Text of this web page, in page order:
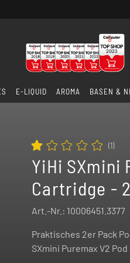
E-LIQUID AROMA BASEN &
(1)
YiHi SXmini
Cartridge -
Art.-Nr.: 10006451.3377
Praktisches 2er Pack
SXmini Puremax V2 Pod